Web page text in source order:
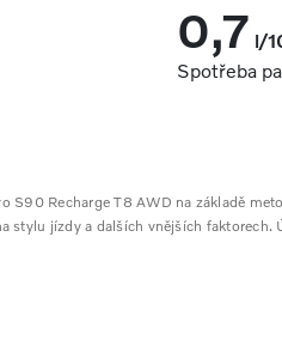
0,7 l/
Spotřeba
Recharge T8 AWD na základě
stylu jízdy a dalších vnějších faktorech.